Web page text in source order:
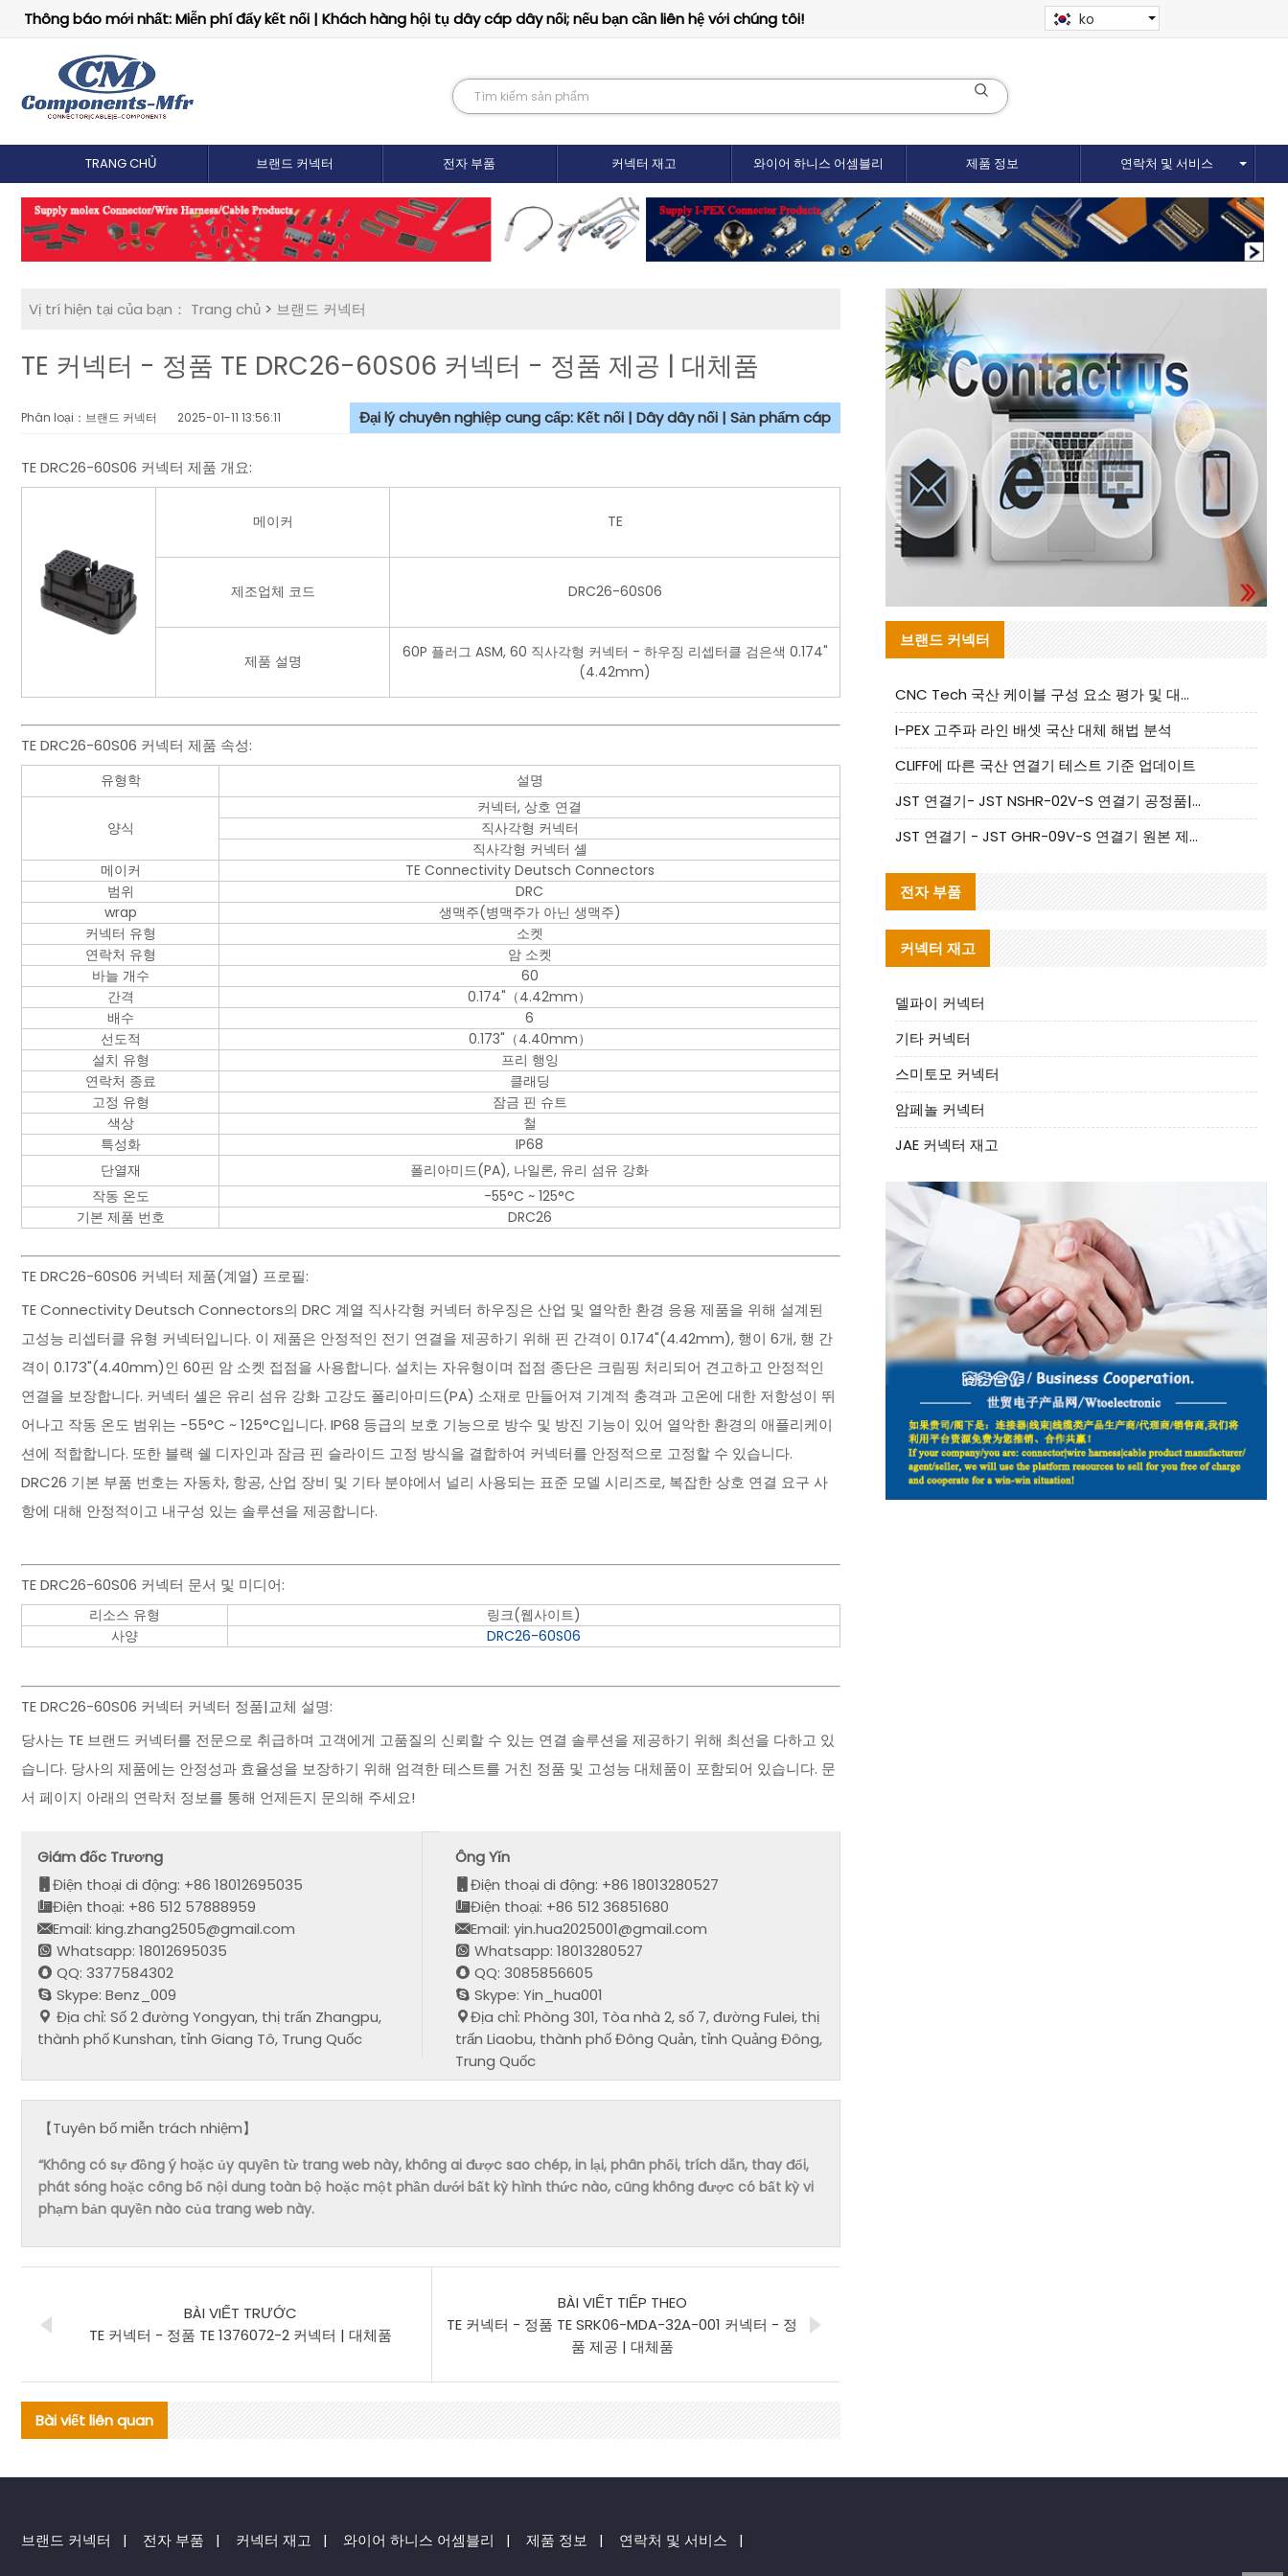
Thông báo mới nhất: Miễn phí đẩy kết nối | Khách hàng hội tụ dây cáp dây nối; nếu bạn cần liên hệ với chúng tôi! ko
TRANG CHỦ 브랜드 커넥터 전자 부품 커넥터 재고 와이어 하니스 어셈블리 제품 정보 연락처 및 서비스
Vị trí hiện tại của bạn： Trang chủ > 브랜드 커넥터
TE 커넥터 - 정품 TE DRC26-60S06 커넥터 - 정품 제공 | 대체품
Phân loại：브랜드 커넥터 2025-01-11 13:56:11 Đại lý chuyên nghiệp cung cấp: Kết nối | Dây dây nối | Sản phẩm cáp
TE DRC26-60S06 커넥터 제품 개요:
메이커 TE
제조업체 코드 DRC26-60S06
제품 설명
60P 플러그 ASM, 60 직사각형 커넥터 - 하우징 리셉터클 검은색 0.174"
(4.42mm)
TE DRC26-60S06 커넥터 제품 속성:
유형학 설명
양식
커넥터, 상호 연결
직사각형 커넥터
직사각형 커넥터 셸
메이커
TE Connectivity Deutsch Connectors
범위
DRC
wrap
생맥주(병맥주가 아닌 생맥주)
커넥터 유형
소켓
연락처 유형
암 소켓
바늘 개수
60
간격
0.174"（4.42mm）
배수
6
선도적
0.173"（4.40mm）
설치 유형
프리 행잉
연락처 종료
클래딩
고정 유형
잠금 핀 슈트
색상
철
특성화
IP68
단열재
폴리아미드(PA), 나일론, 유리 섬유 강화
작동 온도
-55°C ~ 125°C
기본 제품 번호
DRC26
TE DRC26-60S06 커넥터 제품(계열) 프로필:
TE Connectivity Deutsch Connectors의 DRC 계열 직사각형 커넥터 하우징은 산업 및 열악한 환경 응용 제품을 위해 설계된
고성능 리셉터클 유형 커넥터입니다. 이 제품은 안정적인 전기 연결을 제공하기 위해 핀 간격이 0.174"(4.42mm), 행이 6개, 행 간
격이 0.173"(4.40mm)인 60핀 암 소켓 접점을 사용합니다. 설치는 자유형이며 접점 종단은 크림핑 처리되어 견고하고 안정적인
연결을 보장합니다. 커넥터 셸은 유리 섬유 강화 고강도 폴리아미드(PA) 소재로 만들어져 기계적 충격과 고온에 대한 저항성이 뛰
어나고 작동 온도 범위는 -55°C ~ 125°C입니다. IP68 등급의 보호 기능으로 방수 및 방진 기능이 있어 열악한 환경의 애플리케이
션에 적합합니다. 또한 블랙 쉘 디자인과 잠금 핀 슬라이드 고정 방식을 결합하여 커넥터를 안정적으로 고정할 수 있습니다.
DRC26 기본 부품 번호는 자동차, 항공, 산업 장비 및 기타 분야에서 널리 사용되는 표준 모델 시리즈로, 복잡한 상호 연결 요구 사
항에 대해 안정적이고 내구성 있는 솔루션을 제공합니다.
TE DRC26-60S06 커넥터 문서 및 미디어:
리소스 유형
링크(웹사이트)
사양
DRC26-60S06
TE DRC26-60S06 커넥터 커넥터 정품|교체 설명:
당사는 TE 브랜드 커넥터를 전문으로 취급하며 고객에게 고품질의 신뢰할 수 있는 연결 솔루션을 제공하기 위해 최선을 다하고 있
습니다. 당사의 제품에는 안정성과 효율성을 보장하기 위해 엄격한 테스트를 거친 정품 및 고성능 대체품이 포함되어 있습니다. 문
서 페이지 아래의 연락처 정보를 통해 언제든지 문의해 주세요!
Giám đốc Trương
Điện thoại di động: +86 18012695035
Điện thoại: +86 512 57888959
Email: king.zhang2505@gmail.com
Whatsapp: 18012695035
QQ: 3377584302
Skype: Benz_009
Địa chỉ: Số 2 đường Yongyan, thị trấn Zhangpu,
thành phố Kunshan, tỉnh Giang Tô, Trung Quốc
Ông Yǐn
Điện thoại di động: +86 18013280527
Điện thoại: +86 512 36851680
Email: yin.hua2025001@gmail.com
Whatsapp: 18013280527
QQ: 3085856605
Skype: Yin_hua001
Địa chỉ: Phòng 301, Tòa nhà 2, số 7, đường Fulei, thị
trấn Liaobu, thành phố Đông Quản, tỉnh Quảng Đông,
Trung Quốc
【Tuyên bố miễn trách nhiệm】
“Không có sự đồng ý hoặc ủy quyền từ trang web này, không ai được sao chép, in lại, phân phối, trích dẫn, thay đổi,
phát sóng hoặc công bố nội dung toàn bộ hoặc một phần dưới bất kỳ hình thức nào, cũng không được có bất kỳ vi
phạm bản quyền nào của trang web này.
BÀI VIẾT TRƯỚC
TE 커넥터 - 정품 TE 1376072-2 커넥터 | 대체품
BÀI VIẾT TIẾP THEO
TE 커넥터 - 정품 TE SRK06-MDA-32A-001 커넥터 - 정
품 제공 | 대체품
Bài viết liên quan
브랜드 커넥터
CNC Tech 국산 케이블 구성 요소 평가 및 대량 생산 적합성 가이드
I-PEX 고주파 라인 배셋 국산 대체 해법 분석
CLIFF에 따른 국산 연결기 테스트 기준 업데이트
JST 연결기- JST NSHR-02V-S 연결기 공정품|대체품 제공
JST 연결기 - JST GHR-09V-S 연결기 원본 제품 제공 | 대체품 제공
전자 부품
커넥터 재고
델파이 커넥터
기타 커넥터
스미토모 커넥터
암페놀 커넥터
JAE 커넥터 재고
브랜드 커넥터 | 전자 부품 | 커넥터 재고 | 와이어 하니스 어셈블리 | 제품 정보 | 연락처 및 서비스 |